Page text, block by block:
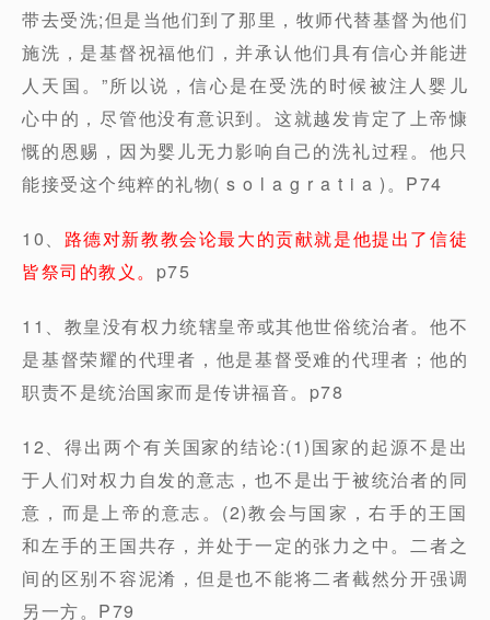
带去受洗;但是当他们到了那里，牧师代替基督为他们
施洗，是基督祝福他们，并承认他们具有信心并能进
人天国。”所以说，信心是在受洗的时候被注人婴儿
心中的，尽管他没有意识到。这就越发肯定了上帝慷
慨的恩赐，因为婴儿无力影响自己的洗礼过程。他只
能接受这个纯粹的礼物( s o l a g r a t i a )。P74
10、 路德对新教教会论最大的贡献就是他提出了信徒
皆祭司的教义。 p75
11、教皇没有权力统辖皇帝或其他世俗统治者。他不
是基督荣耀的代理者，他是基督受难的代理者；他的
职责不是统治国家而是传讲福音。p78
12、得出两个有关国家的结论:(1)国家的起源不是出
于人们对权力自发的意志，也不是出于被统治者的同
意，而是上帝的意志。(2)教会与国家，右手的王国
和左手的王国共存，并处于一定的张力之中。二者之
间的区别不容泥淆，但是也不能将二者截然分开强调
另一方。P79